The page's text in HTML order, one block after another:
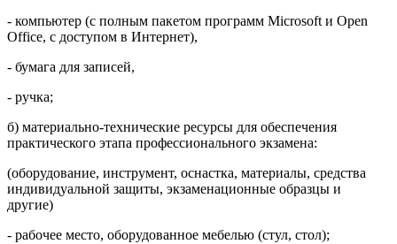
- компьютер (с полным пакетом программ Microsoft и Open
Office, с доступом в Интернет),
- бумага для записей,
- ручка;
б) материально-технические ресурсы для обеспечения
практического этапа профессионального экзамена:
(оборудование, инструмент, оснастка, материалы, средства
индивидуальной защиты, экзаменационные образцы и
другие)
- рабочее место, оборудованное мебелью (стул, стол);